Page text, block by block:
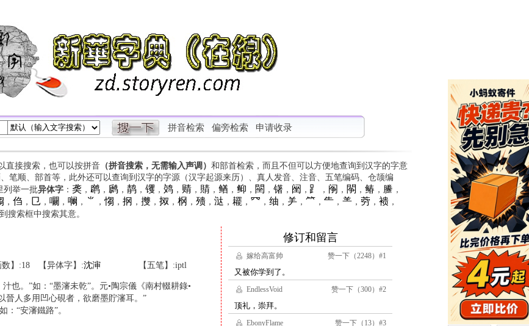
拼音检索 偏旁检索 申请收录
直接搜索，也可以按拼音（拼音搜索，无需输入声调） 和部首检索，而且不但可以方便地查询到汉字的字意
笔顺、部首等，此外还可以查询到汉字的字源（汉字起源来历）、真人发音、注音、五笔编码、仓颉编
列举一批异体字： 䶮 ， 䴙， 䴘， 䴖， 䦆， 䴔， 䞍， 䝼， 䲡 ， 䲟 ， 䦟 ， 䦃， 䦷 ， ⻊ ， 䦶 ， 䦛 ， 䲠 ， 䲢 ，
， 㑇 ， 㔾 ， 㘚 ， 㘎 ， ⺌ ， 㥮 ， 㧏 ， 㩳， 㧐 ， 㭎 ， 㱮， 㳠 ， 䎱 ， ⺳ ， 䌷 ， ⺶， ⺮ ， ⺧， ⺷， 䓖， 䙌，
搜索框中搜索其意。
数】:18 【异体字】:沈渖 【五笔】:iptl
也。”如：“墨瀋未乾”。元•陶宗儀《南村輟耕錄•
晉人多用凹心硯者，欲磨墨貯瀋耳。”
：“安瀋鐵路”。